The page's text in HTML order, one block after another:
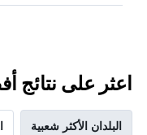
اعثر على نتائج
البلدان الأكثر شعبية